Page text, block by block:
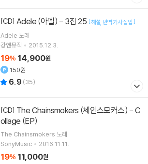
[CD] Adele (아델) - 3집 25 [해설 번역 가사 삽입 ]
Adele 노래
강앤뮤직
2015.12.3.
19% 14,900원
150원
6.9 (35)
[CD]
ollage (EP)
The Chainsmokers 노래
SonyMusic
2016.11.11.
19% 11,000원